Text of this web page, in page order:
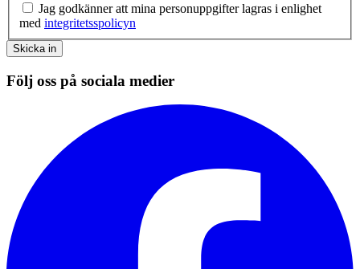
Jag godkänner att mina personuppgifter lagras i enlighet
med integritetsspolicyn
Skicka in
Följ oss på sociala medier